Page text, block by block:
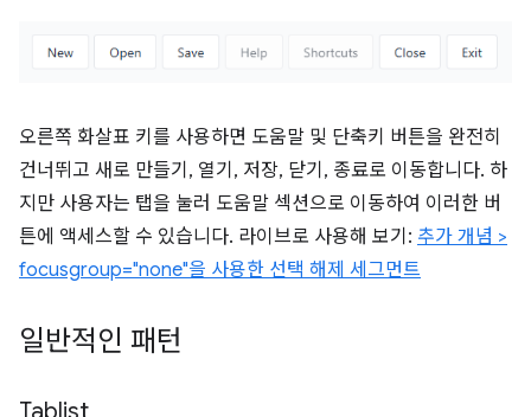
오른쪽 화살표 키를 사용하면 도움말 및 단축키 버튼을 완전히
건너뛰고 새로 만들기, 열기, 저장, 닫기, 종료로 이동합니다. 하
지만 사용자는 탭을 눌러 도움말 섹션으로 이동하여 이러한 버
튼에 액세스할 수 있습니다. 라이브로 사용해 보기: 추가 개념 >
focusgroup="none"을 사용한 선택 해제 세그먼트
일반적인 패턴